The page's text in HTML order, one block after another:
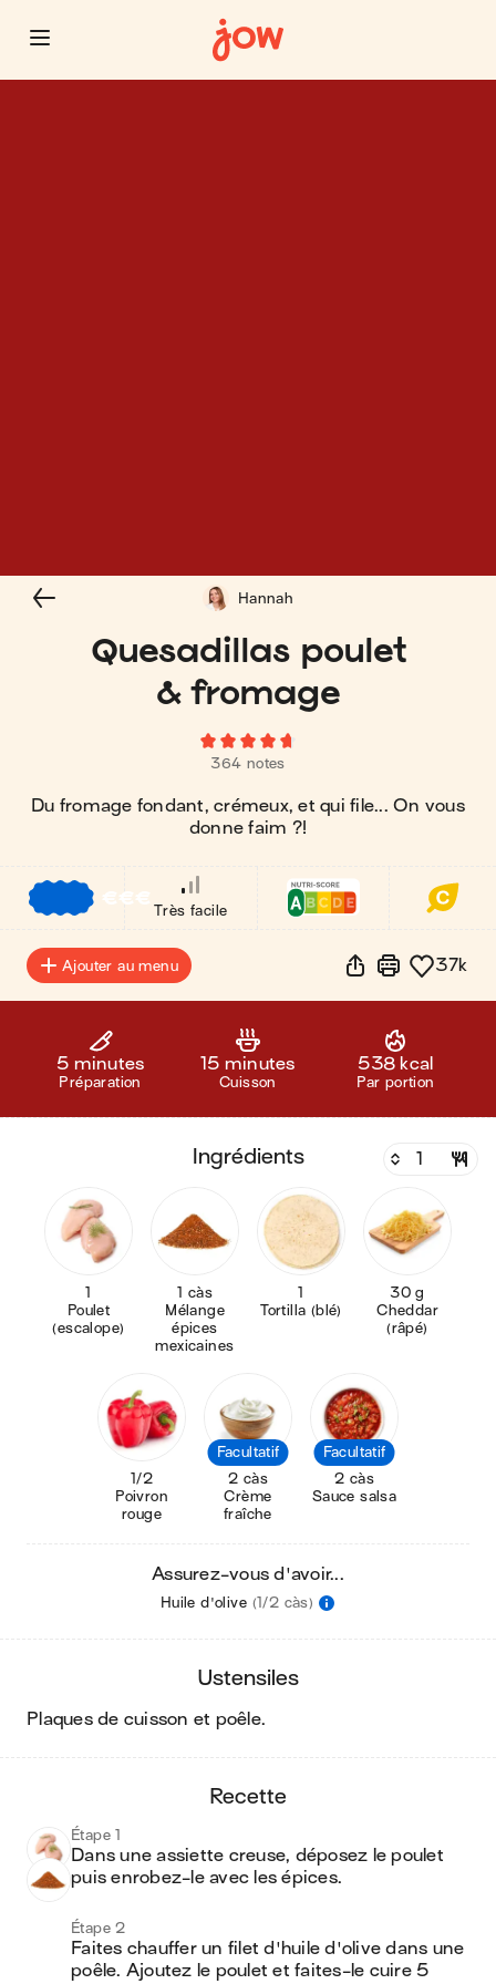
Quesadillas poulet
& fromage
364 notes
Du fromage fondant, crémeux, et qui file... On vous
donne faim ?!
Hannah
€€€
Très facile
Ajouter au menu 37k
5 minutes
Préparation
15 minutes
Cuisson
538 kcal
Par portion
ingrédients
1
Poulet
(escalope)
1 càs
Mélange
épices
mexicaines
1
Tortilla (blé)
30 g
Cheddar
(râpé)
1/2
Poivron
rouge
Facultatif
2 càs
Crème
fraîche
Facultatif
2 càs
Sauce salsa
Assurez-vous d'avoir...
Huile d'olive (1/2 càs)
ustensiles
plaques de cuisson et poêle.
recette
Étape 1
Dans une assiette creuse, déposez le poulet
puis enrobez-le avec les épices.
Étape 2
Faites chauffer un filet d'huile d'olive dans une
poêle. Ajoutez le poulet et faites-le cuire 5